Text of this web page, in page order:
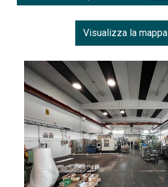
Visualizza la mappa